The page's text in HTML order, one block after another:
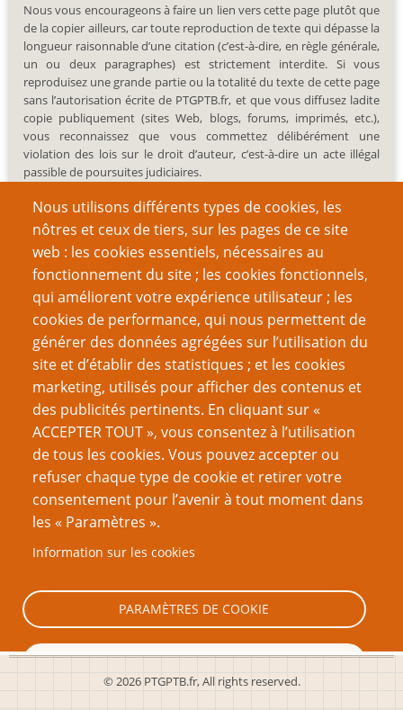
Nous utilisons différents types de cookies, les
nôtres et ceux de tiers, sur les pages de ce site
web : les cookies essentiels, nécessaires au
fonctionnement du site ; les cookies fonctionnels,
qui améliorent votre expérience utilisateur ; les
cookies de performance, qui nous permettent de
générer des données agrégées sur l’utilisation du
site et d’établir des statistiques ; et les cookies
marketing, utilisés pour afficher des contenus et
des publicités pertinents. En cliquant sur «
ACCEPTER TOUT », vous consentez à l’utilisation
de tous les cookies. Vous pouvez accepter ou
refuser chaque type de cookie et retirer votre
consentement pour l’avenir à tout moment dans
les « Paramètres ».
Information sur les cookies
PARAMÈTRES DE COOKIE
TOUT REFUSER
Nous vous encourageons à faire un lien vers cette page plutôt que
de la copier ailleurs, car toute reproduction de texte qui dépasse la
longueur raisonnable d’une citation (c’est-à-dire, en règle générale,
un ou deux paragraphes) est strictement interdite. Si vous
reproduisez une grande partie ou la totalité du texte de cette page
sans l’autorisation écrite de PTGPTB.fr, et que vous diffusez ladite
copie publiquement (sites Web, blogs, forums, imprimés, etc.),
vous reconnaissez que vous commettez délibérément une
violation des lois sur le droit d’auteur, c’est-à-dire un acte illégal
passible de poursuites judiciaires.
Recherche
Nom d'utilisateur
Mot de passe
Réinitialiser votre mot de passe
© 2026 PTGPTB.fr, All rights reserved.